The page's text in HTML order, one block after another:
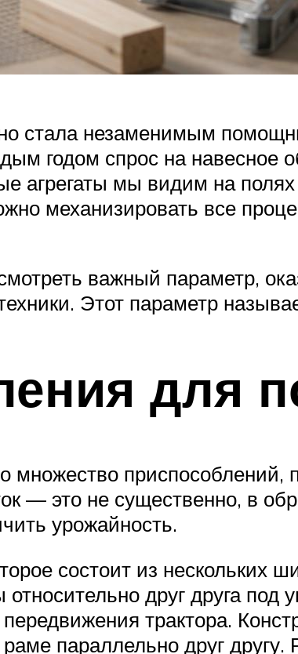
стала незаменимым
годом спрос на навесное
агрегаты мы видим на
механизировать все
важный параметр,
Этот параметр
для
множество
— это не существенно, в
урожайность.
состоит из нескольких
друг друга под
трактора.
параллельно друг